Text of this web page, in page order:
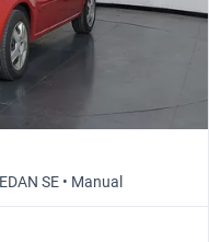
SE • Manual